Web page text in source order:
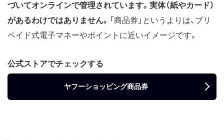
づいてオンラインで管理されています。実体（紙やカード）
があるわけではありません。 「商品券」というよりは、プリ
ペイド式電子マネーやポイントに近いイメージです。
公式ストアでチェックする
ヤフーショッピング商品券